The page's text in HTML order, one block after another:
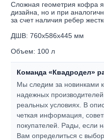
Сложная геометрия кофра
дизайна, но и при
за счет наличия ребер
ДШВ: 760x586x445 мм
Объем: 100 л
Команда «Квадродел»
Мы следим за новинками
надежных
реальных условиях. В
четкая информация,
покупателей. Рады, если
Вам определиться с